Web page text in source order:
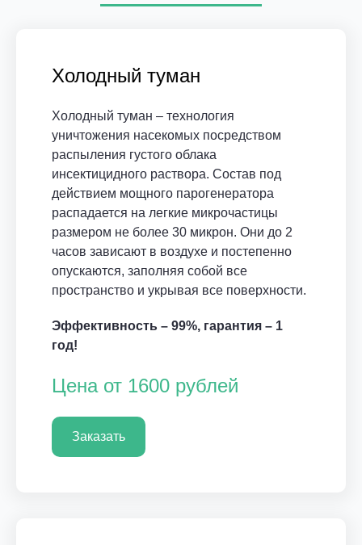
Холодный туман
Холодный туман – технология
уничтожения насекомых посредством
распыления густого облака
инсектицидного раствора. Состав под
действием мощного парогенератора
распадается на легкие микрочастицы
размером не более 30 микрон. Они до 2
часов зависают в воздухе и постепенно
опускаются, заполняя собой все
пространство и укрывая все поверхности.
Эффективность – 99%, гарантия – 1
год!
Цена от 1600 рублей
Заказать